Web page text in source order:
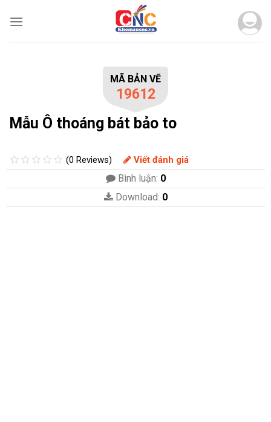
MÃ BẢN VẼ
19612
Mẫu Ô thoáng bát bảo to
(0 Reviews) Viết đánh giá
Bình luận: 0
Download: 0